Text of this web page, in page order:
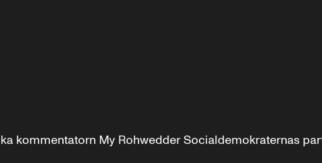
kommentatorn My Rohwedder Socialdemokraternas